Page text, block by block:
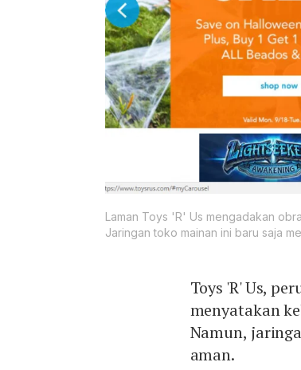
Laman Toys 'R' Us mengadakan
Jaringan toko mainan ini baru saja
Toys 'R' Us,
menyatakan
Namun,
aman.